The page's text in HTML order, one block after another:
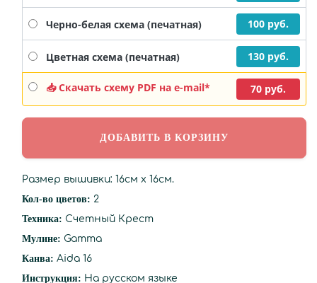
Черно-белая схема (печатная) 100 руб.
Цветная схема (печатная) 130 руб.
📥 Скачать схему PDF на e-mail* 70 руб.
Размер вышивки: 16см х 16см.
Кол-во цветов: 2
Техника: Счетный Крест
Мулине: Gamma
Канва: Aida 16
Инструкция: На русском языке